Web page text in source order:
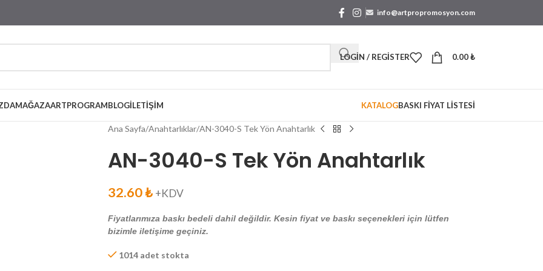
info@artpropromosyon.com
LOGIN / REGISTER 0.00₺
MAĞAZAARTPROGRAMBLOGİLETIŞIM KATALOGBASKI FİYAT LİSTESİ
Ana Sayfa Anahtarlıklar AN-3040-S Tek Yön Anahtarlık
AN-3040-S Tek Yön Anahtarlık
32.60₺ +KDV
Fiyatlarımıza baskı bedeli dahil değildir. Kesin fiyat ve baskı seçenekleri için lütfen
bizimle iletişime geçiniz.
1014 adet stokta